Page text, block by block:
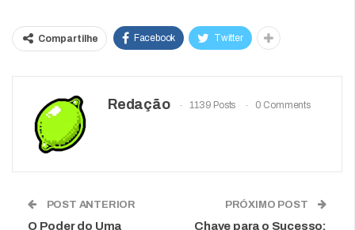
Compartilhe Facebook Twitter
Redação 1139 Posts 0 Comments
POST ANTERIOR
O Poder do Uma
PRÓXIMO POST
Chave para o Sucesso: